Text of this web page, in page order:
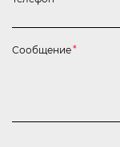
Сообщение*